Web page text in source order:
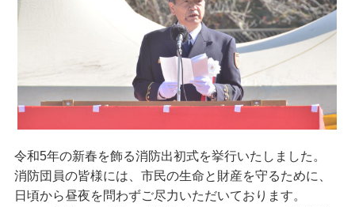
令和5年の新春を飾る消防出初式を挙行いたしました。
消防団員の皆様には、市民の生命と財産を守るために、
日頃から昼夜を問わずご尽力いただいております。